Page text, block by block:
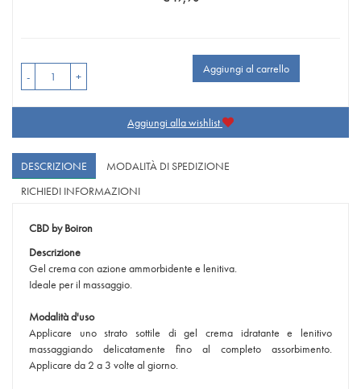
Prezzo
- +
Aggiungi al carrello
Aggiungi alla wishlist
DESCRIZIONE
MODALITÀ DI SPEDIZIONE
RICHIEDI INFORMAZIONI
CBD by Boiron
Descrizione
Gel crema con azione ammorbidente e lenitiva.
Ideale per il massaggio.
Modalità d'uso
Applicare uno strato sottile di gel crema idratante e lenitivo
massaggiando delicatamente fino al completo assorbimento.
Applicare da 2 a 3 volte al giorno.